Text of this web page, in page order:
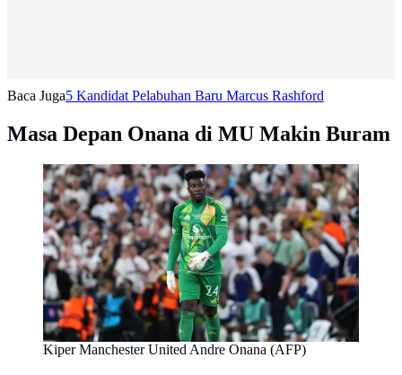
Baca Juga5 Kandidat Pelabuhan Baru Marcus Rashford
Masa Depan Onana di MU Makin Buram
Kiper Manchester United Andre Onana (AFP)